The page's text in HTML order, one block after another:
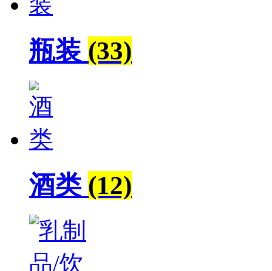
瓶装 (33)
酒类 (12)